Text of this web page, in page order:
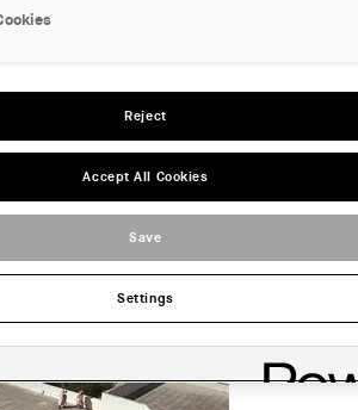
O ACTE:
Reject
Accept All Cookies
Save
Settings